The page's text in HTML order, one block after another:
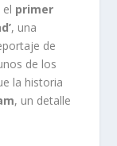
primer
, una
de
de los
la historia
, un detalle